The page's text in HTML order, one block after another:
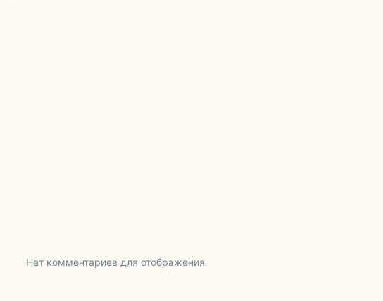
Нет комментариев для отображения